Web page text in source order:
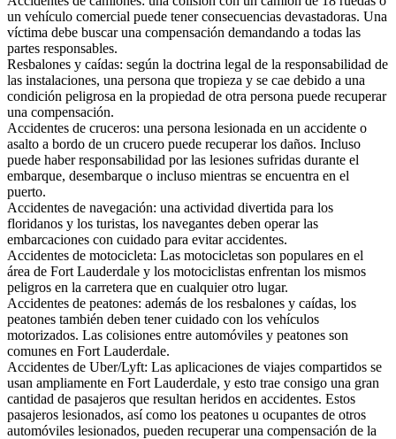
un vehículo comercial puede tener consecuencias devastadoras. Una
víctima debe buscar una compensación demandando a todas las
partes responsables.
Resbalones y caídas: según la doctrina legal de la responsabilidad de
las instalaciones, una persona que tropieza y se cae debido a una
condición peligrosa en la propiedad de otra persona puede recuperar
una compensación.
Accidentes de cruceros: una persona lesionada en un accidente o
asalto a bordo de un crucero puede recuperar los daños. Incluso
puede haber responsabilidad por las lesiones sufridas durante el
embarque, desembarque o incluso mientras se encuentra en el
puerto.
Accidentes de navegación: una actividad divertida para los
floridanos y los turistas, los navegantes deben operar las
embarcaciones con cuidado para evitar accidentes.
Accidentes de motocicleta: Las motocicletas son populares en el
área de Fort Lauderdale y los motociclistas enfrentan los mismos
peligros en la carretera que en cualquier otro lugar.
Accidentes de peatones: además de los resbalones y caídas, los
peatones también deben tener cuidado con los vehículos
motorizados. Las colisiones entre automóviles y peatones son
comunes en Fort Lauderdale.
Accidentes de Uber/Lyft: Las aplicaciones de viajes compartidos se
usan ampliamente en Fort Lauderdale, y esto trae consigo una gran
cantidad de pasajeros que resultan heridos en accidentes. Estos
pasajeros lesionados, así como los peatones u ocupantes de otros
automóviles lesionados, pueden recuperar una compensación de la